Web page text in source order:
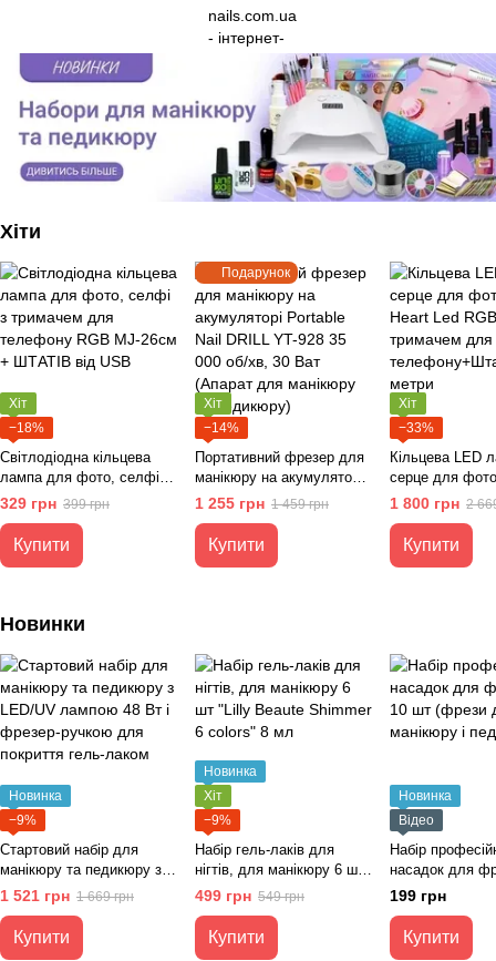
Хіти
Хіт
−18%
Світлодіодна кільцева
лампа для фото, селфі з
тримачем для телефону
RGB MJ-26см + ШТАТІВ
від USB
329 грн 399 грн
Купити
Подарунок
Хіт
−14%
Портативний фрезер для
манікюру на акумуляторі
Portable Nail DRILL YT-928
35 000 об/хв, 30 Ват
(Апарат для манікюру та
педикюру)
1 255 грн 1 459 грн
Купити
Хіт
−33%
Кільцева LED
серце для
Heart Led RGB
тримачем для
метри
1 800 грн 2
Купити
Новинки
Новинка
−9%
Стартовий набір для
манікюру та педикюру з
LED/UV лампою 48 Вт і
фрезер-ручкою для
покриття гель-лаком
1 521 грн 1 669 грн
Купити
Новинка
Хіт
−9%
Набір гель-лаків для
нігтів, для манікюру 6 шт
"Lilly Beaute Shimmer 6
colors" 8 мл
499 грн 549 грн
Купити
Новинка
Відео
Набір
насадок для
шт (фрези для
педикюру)
199 грн
Купити